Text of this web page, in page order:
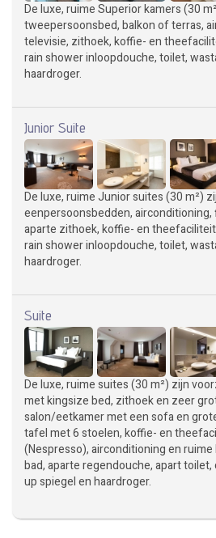
De luxe, ruime Superior kamers (30
tweepersoonsbed, balkon of terras,
televisie, zithoek, koffie- en
rain shower inloopdouche, toilet,
haardroger.
Junior Suite
De luxe, ruime Junior suites (30 m²)
eenpersoonsbedden,
aparte zithoek, koffie- en
rain shower inloopdouche, toilet,
haardroger.
Suite
De luxe, ruime suites (30 m²) zijn
met kingsize bed, zithoek en zeer
salon/eetkamer met een sofa en
tafel met 6 stoelen, koffie- en
(Nespresso), airconditioning en
bad, aparte regendouche, apart
up spiegel en haardroger.